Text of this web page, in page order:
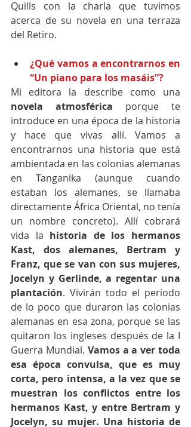
Quills con la charla que tuvimos
acerca de su novela en una terraza
del Retiro.
¿Qué vamos a encontrarnos en
“Un piano para los masáis”?
novela atmosférica porque te
introduce en una época de la historia
y hace que vivas allí. Vamos a
encontrarnos una historia que está
ambientada en las colonias alemanas
en Tanganika (aunque cuando
estaban los alemanes, se llamaba
directamente África Oriental, no tenía
un nombre concreto). Allí cobrará
vida la historia de los hermanos
Kast, dos alemanes, Bertram y
Franz, que se van con sus mujeres,
Jocelyn y Gerlinde, a regentar una
plantación. Vivirán todo el periodo
de lo poco que duraron las colonias
alemanas en esa zona, porque se las
quitaron los ingleses después de la I
Guerra Mundial. Vamos a a ver toda
esa época convulsa, que es muy
corta, pero intensa, a la vez que se
muestran los conflictos entre los
hermanos Kast, y entre Bertram y
Jocelyn, su mujer. Una historia de